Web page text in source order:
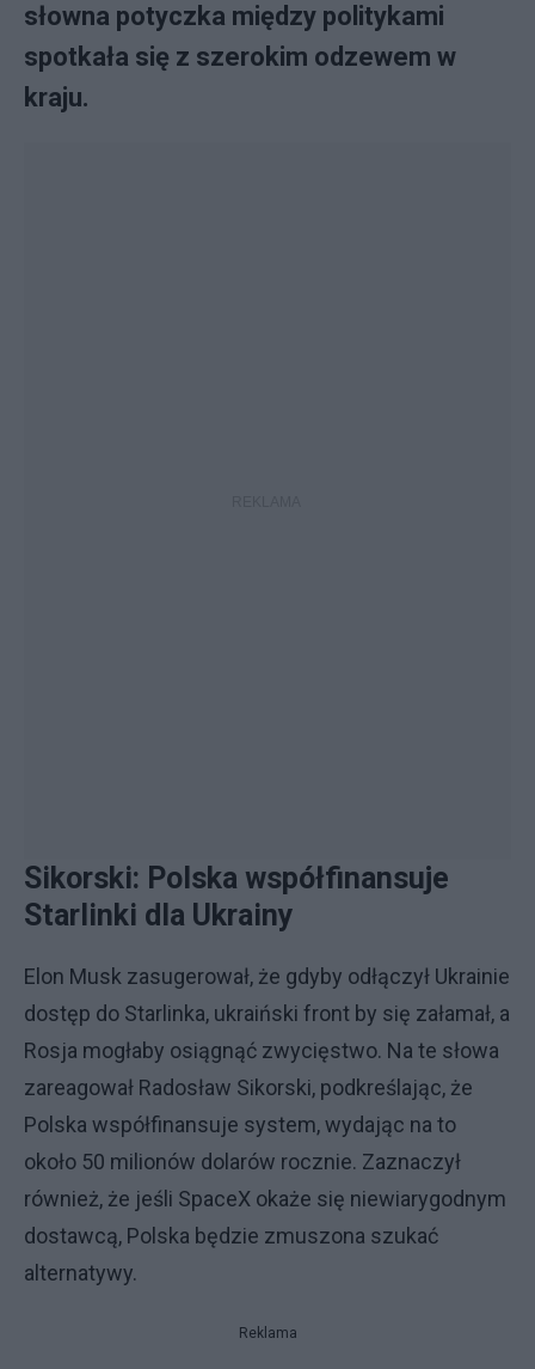
słowna potyczka między politykami
spotkała się z szerokim odzewem w
kraju.
Sikorski: Polska współfinansuje
Starlinki dla Ukrainy
Elon Musk zasugerował, że gdyby odłączył Ukrainie
dostęp do Starlinka, ukraiński front by się załamał, a
Rosja mogłaby osiągnąć zwycięstwo. Na te słowa
zareagował Radosław Sikorski, podkreślając, że
Polska współfinansuje system, wydając na to
około 50 milionów dolarów rocznie. Zaznaczył
również, że jeśli SpaceX okaże się niewiarygodnym
dostawcą, Polska będzie zmuszona szukać
alternatywy.
Reklama